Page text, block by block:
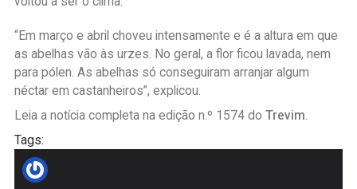
“Em março e abril choveu intensamente e é a altura em que
as abelhas vão às urzes. No geral, a flor ficou lavada, nem
para pólen. As abelhas só conseguiram arranjar algum
néctar em castanheiros”, explicou.
Leia a notícia completa na edição n.º 1574 do Trevim.
Tags: